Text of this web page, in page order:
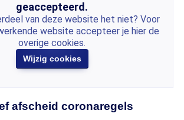
geaccepteerd.
van deze website het niet? Voor
website accepteer je hier de
overige cookies.
Wijzig cookies
afscheid coronaregels